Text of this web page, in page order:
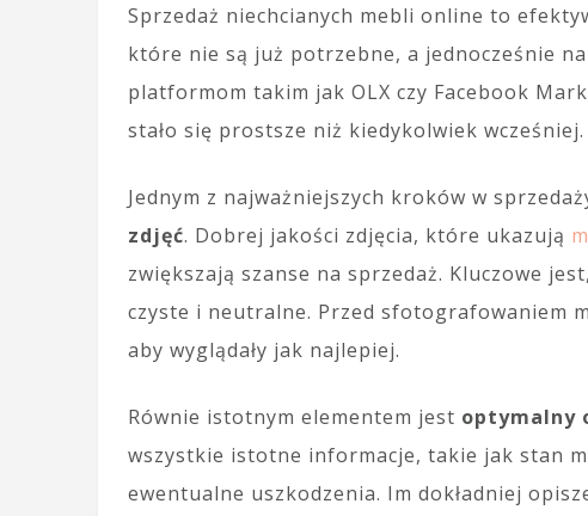
Sprzedaż niechcianych mebli online to
które nie są już potrzebne, a jednocześnie
platformom takim jak OLX czy Facebook
stało się prostsze niż kiedykolwiek wcześniej.
Jednym z najważniejszych kroków w
zdjęć. Dobrej jakości zdjęcia, które ukazują
zwiększają szanse na sprzedaż. Kluczowe
czyste i neutralne. Przed sfotografowaniem
aby wyglądały jak najlepiej.
Równie istotnym elementem jest optymalny
wszystkie istotne informacje, takie jak stan
ewentualne uszkodzenia. Im dokładniej